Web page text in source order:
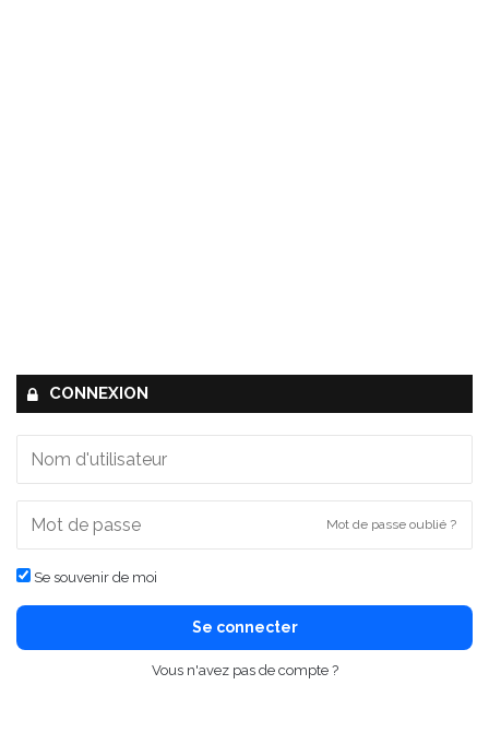
CONNEXION
Mot de passe oublié ?
Se souvenir de moi
Se connecter
Vous n'avez pas de compte ?